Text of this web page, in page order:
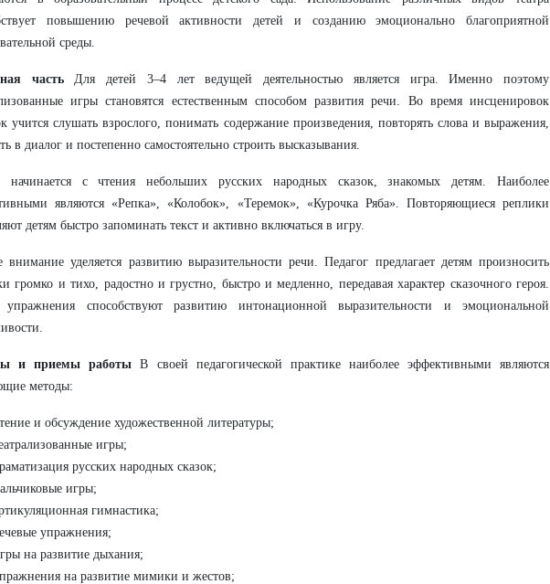
повышению речевой активности детей и созданию эмоционально благоприятной
среды.
частьДля детей 3–4 лет ведущей деятельностью является игра. Именно поэтому
игры становятся естественным способом развития речи. Во время инсценировок
учится слушать взрослого, понимать содержание произведения, повторять слова и выражения,
в диалог и постепенно самостоятельно строить высказывания.
начинается с чтения небольших русских народных сказок, знакомых детям. Наиболее
являются «Репка», «Колобок», «Теремок», «Курочка Ряба». Повторяющиеся реплики
детям быстро запоминать текст и активно включаться в игру.
внимание уделяется развитию выразительности речи. Педагог предлагает детям произносить
громко и тихо, радостно и грустно, быстро и медленно, передавая характер сказочного героя.
упражнения способствуют развитию интонационной выразительности и эмоциональной
и приемы работы В своей педагогической практике наиболее эффективными являются
методы:
и обсуждение художественной литературы;
игры;
русских народных сказок;
игры;
гимнастика;
упражнения;
на развитие дыхания;
на развитие мимики и жестов;